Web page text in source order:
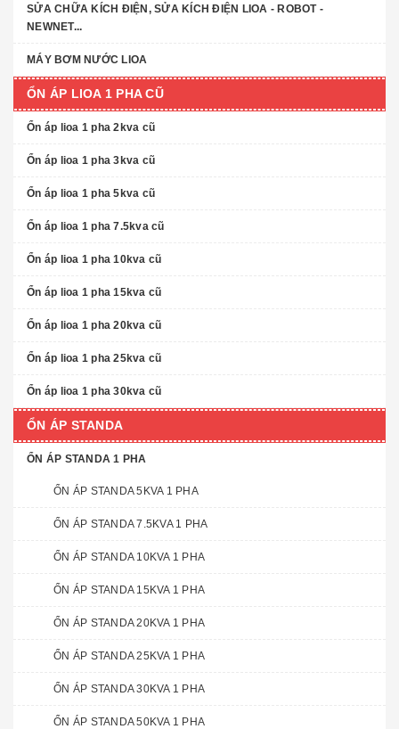
SỬA CHỮA KÍCH ĐIỆN, SỬA KÍCH ĐIỆN LIOA - ROBOT -
NEWNET...
MÁY BƠM NƯỚC LIOA
ỔN ÁP LIOA 1 PHA CŨ
Ổn áp lioa 1 pha 2kva cũ
Ổn áp lioa 1 pha 3kva cũ
Ổn áp lioa 1 pha 5kva cũ
Ổn áp lioa 1 pha 7.5kva cũ
Ổn áp lioa 1 pha 10kva cũ
Ổn áp lioa 1 pha 15kva cũ
Ổn áp lioa 1 pha 20kva cũ
Ổn áp lioa 1 pha 25kva cũ
Ổn áp lioa 1 pha 30kva cũ
ỔN ÁP STANDA
ỔN ÁP STANDA 1 PHA
ỔN ÁP STANDA 5KVA 1 PHA
ỔN ÁP STANDA 7.5KVA 1 PHA
ỔN ÁP STANDA 10KVA 1 PHA
ỔN ÁP STANDA 15KVA 1 PHA
ỔN ÁP STANDA 20KVA 1 PHA
ỔN ÁP STANDA 25KVA 1 PHA
ỔN ÁP STANDA 30KVA 1 PHA
ỔN ÁP STANDA 50KVA 1 PHA